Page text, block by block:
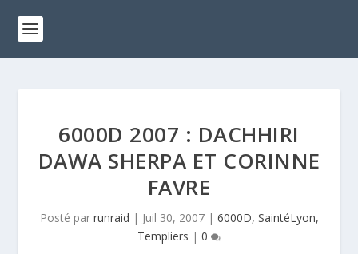
6000D 2007 : DACHHIRI
DAWA SHERPA ET CORINNE
FAVRE
Posté par runraid | Juil 30, 2007| 6000D, SaintéLyon,
Templiers | 0